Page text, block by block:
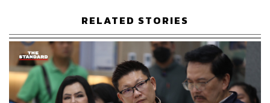
RELATED STORIES